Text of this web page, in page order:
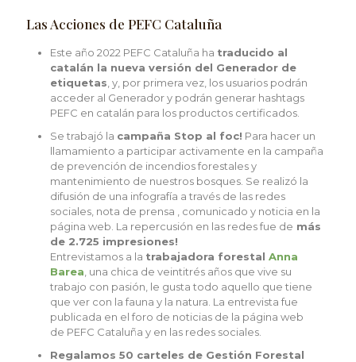
Las Acciones de PEFC Cataluña
Este año 2022 PEFC Cataluña ha traducido al
catalán la nueva versión del Generador de
etiquetas , y, por primera vez, los usuarios podrán
acceder al Generador y podrán generar hashtags
PEFC en catalán para los productos certificados.
Se trabajó la campaña Stop al foc! Para hacer un
llamamiento a participar activamente en la campaña
de prevención de incendios forestales y
mantenimiento de nuestros bosques. Se realizó la
difusión de una infografía a través de las redes
sociales, nota de prensa , comunicado y noticia en la
página web. La repercusión en las redes fue de más
de 2.725 impresiones!
Entrevistamos a la trabajadora forestal Anna
Barea , una chica de veintitrés años que vive su
trabajo con pasión, le gusta todo aquello que tiene
que ver con la fauna y la natura. La entrevista fue
publicada en el foro de noticias de la página web
de PEFC Cataluña y en las redes sociales.
Regalamos 50 carteles de Gestión Forestal